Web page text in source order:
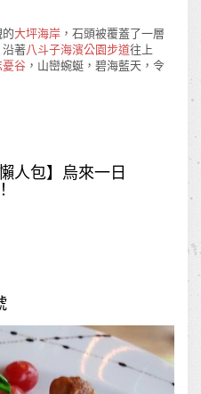
大坪海岸 ，石頭被覆蓋了一層
沿著八斗子海濱公園步道往上
憂谷 ，山巒蜿蜒，碧海藍天，令
人包】烏來一日